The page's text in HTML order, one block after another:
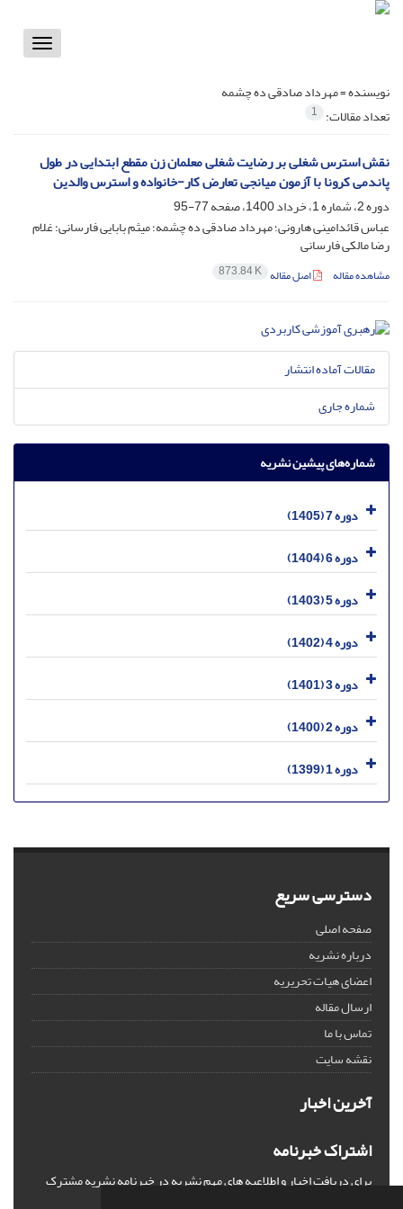
Toggle
نویسنده =مهرداد صادقی ده چشمه
تعداد مقالات: 1
نقش استرس شغلی بر رضایت شغلی معلمان زن مقطع ابتدایی در طول
پاندمی کرونا با آزمون میانجی تعارض کار-خانواده و استرس والدین
دوره 2، شماره 1، خرداد 1400، صفحه
77-95
عباس قائدامینی هارونی؛ مهرداد صادقی ده چشمه؛ میثم بابایی فارسانی؛ غلام
رضا مالکی فارسانی
مشاهده مقاله اصل مقاله 873.84 K
مقالات آماده انتشار
شماره جاری
شماره‌های پیشین نشریه
دوره 7 (1405)
دوره 6 (1404)
دوره 5 (1403)
دوره 4 (1402)
دوره 3 (1401)
دوره 2 (1400)
دوره 1 (1399)
دسترسی سریع
صفحه اصلی
درباره نشریه
اعضای هیات تحریریه
ارسال مقاله
تماس با ما
نقشه سایت
آخرین اخبار
اشتراک خبرنامه
برای دریافت اخبار و اطلاعیه های مهم نشریه در خبرنامه نشریه مشترک